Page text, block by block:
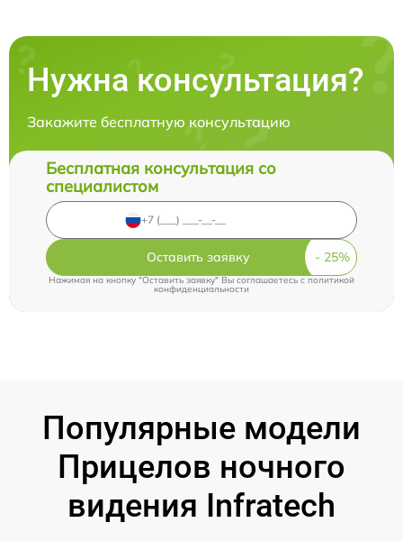
Нужна консультация?
Закажите бесплатную консультацию
Бесплатная консультация со
специалистом
Оставить заявку
Нажимая на кнопку "Оставить заявку" Вы соглашаетесь cполитикой
конфиденциальности
Популярные модели
Прицелов ночного
видения Infratech